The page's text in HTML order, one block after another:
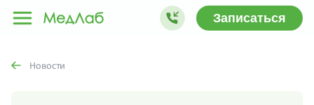
Записаться
Новости